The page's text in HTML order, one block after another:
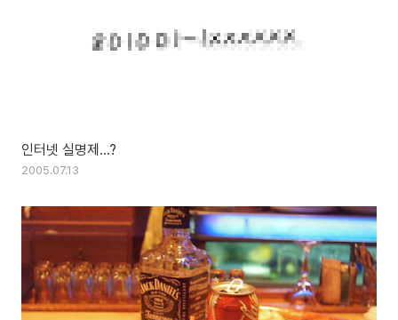
인터넷 실명제...?
2005.07.13